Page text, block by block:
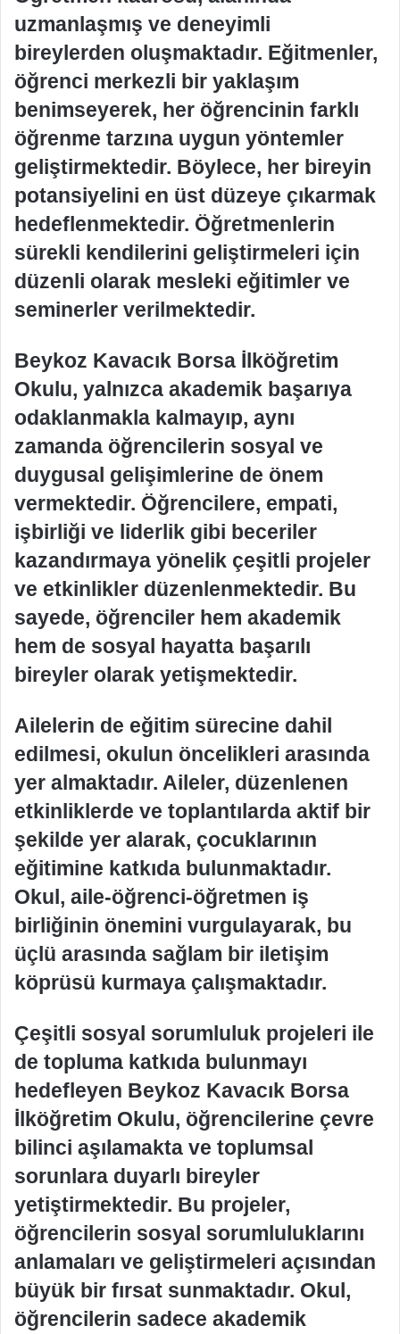
uzmanlaşmış ve deneyimli
bireylerden oluşmaktadır. Eğitmenler,
öğrenci merkezli bir yaklaşım
benimseyerek, her öğrencinin farklı
öğrenme tarzına uygun yöntemler
geliştirmektedir. Böylece, her bireyin
potansiyelini en üst düzeye çıkarmak
hedeflenmektedir. Öğretmenlerin
sürekli kendilerini geliştirmeleri için
düzenli olarak mesleki eğitimler ve
seminerler verilmektedir.
Beykoz Kavacık Borsa İlköğretim
Okulu, yalnızca akademik başarıya
odaklanmakla kalmayıp, aynı
zamanda öğrencilerin sosyal ve
duygusal gelişimlerine de önem
vermektedir. Öğrencilere, empati,
işbirliği ve liderlik gibi beceriler
kazandırmaya yönelik çeşitli projeler
ve etkinlikler düzenlenmektedir. Bu
sayede, öğrenciler hem akademik
hem de sosyal hayatta başarılı
bireyler olarak yetişmektedir.
Ailelerin de eğitim sürecine dahil
edilmesi, okulun öncelikleri arasında
yer almaktadır. Aileler, düzenlenen
etkinliklerde ve toplantılarda aktif bir
şekilde yer alarak, çocuklarının
eğitimine katkıda bulunmaktadır.
Okul, aile-öğrenci-öğretmen iş
birliğinin önemini vurgulayarak, bu
üçlü arasında sağlam bir iletişim
köprüsü kurmaya çalışmaktadır.
Çeşitli sosyal sorumluluk projeleri ile
de topluma katkıda bulunmayı
hedefleyen Beykoz Kavacık Borsa
İlköğretim Okulu, öğrencilerine çevre
bilinci aşılamakta ve toplumsal
sorunlara duyarlı bireyler
yetiştirmektedir. Bu projeler,
öğrencilerin sosyal sorumluluklarını
anlamaları ve geliştirmeleri açısından
büyük bir fırsat sunmaktadır. Okul,
öğrencilerin sadece akademik